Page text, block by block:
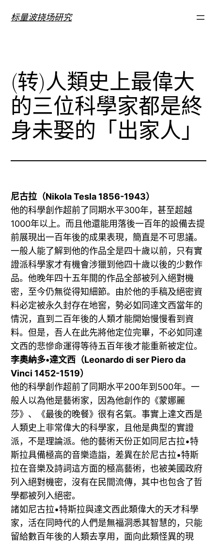
标量波挠场研究
(转)人類史上最偉大
的三位科學家都是終
身未娶的「出家人」
尼古拉（Nikola Tesla 1856-1943）
他的科學創作超前了同期水平300年，甚至超越
1000年以上。而且他還能用落後一百年的設備去提
前展現出一百年後的成果表現，簡直是不可思議。
一般人能了解到他的作品全是四十歲以前，只有實
證派科學家才有機會涉獵到他四十歲以後的少數作
品。他晚年四十五年間的作品全部被列入絕對機
密，至今仍無從得知細節。由於他的手稿及絕密資
料必定被永久封存在地窖，勢必如同達文西當年的
情況，直到二百年後的人類才能開始慢慢看到資
料。但是，吾人在此先將他定位完畢，不必如同達
文西的悲慘命運得等待五百年後才能重新被定位。
李奧納多•達文西（Leonardo di ser Piero da
Vinci 1452-1519）
他的科學創作超前了同期水平200年到500年。一
般人以為他是藝術家，因為他創作的《蒙娜麗
莎》、《最後的晚餐》很有名氣。事實上達文西是
人類史上非常偉大的科學家，且他是典型的實證
派，不是理論派。他的藝術天份正如同尼古拉•特
斯拉具備極高的音樂造詣，差異在於尼古拉•特斯
拉在音樂及詩詞這方面的極高藝術，也被美國政府
列入絕對機密，沒有在民間流傳，其中也包含了哲
學都被列入絕密。
諸如尼古拉•特斯拉與達文西此類偉大的天才科學
家，活在同時代的人們是無福洞悉其智慧的，只能
留給數百年後的人類去享用，面向此類怪異的現